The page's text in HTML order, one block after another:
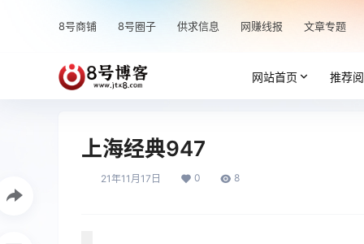
8号商铺 8号圈子 供求信息 网赚线报 文章专题
网站首页 推荐
上海经典947
21年11月17日 0 8